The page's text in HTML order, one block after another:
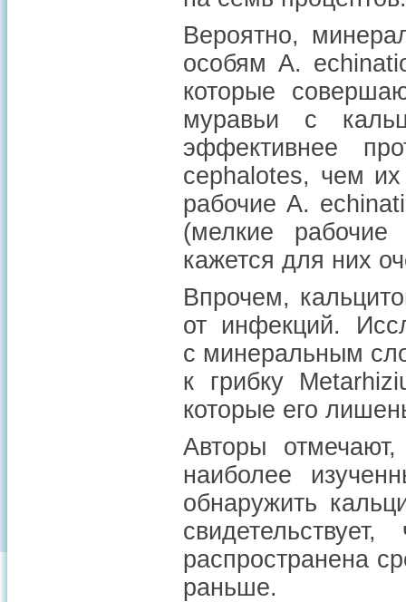
Вероятно,
особям A.
которые
муравьи с
эффективнее
cephalotes, чем
рабочие A.
(мелкие
кажется для них
Впрочем,
от инфекций.
с минеральным
к грибку
которые его
Авторы
наиболее
обнаружить
распространена
раньше.